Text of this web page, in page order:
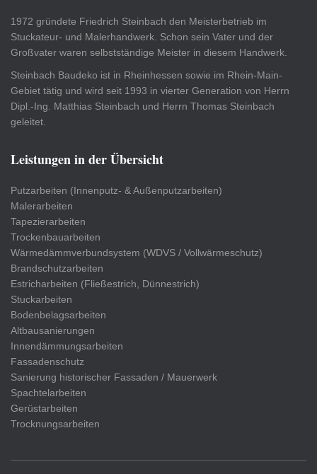
1972 gründete Friedrich Steinbach den Meisterbetrieb im
Stuckateur- und Malerhandwerk. Schon sein Vater und der
Großvater waren selbstständige Meister in diesem Handwerk.
Steinbach Baudeko ist in Rheinhessen sowie im Rhein-Main-
Gebiet tätig und wird seit 1993 in vierter Generation von Herrn
Dipl.-Ing. Matthias Steinbach und Herrn Thomas Steinbach
geleitet.
Leistungen in der Übersicht
Putzarbeiten (Innenputz- & Außenputzarbeiten)
Malerarbeiten
Tapezierarbeiten
Trockenbauarbeiten
Wärmedämmverbundsystem (WDVS / Vollwärmeschutz)
Brandschutzarbeiten
Estricharbeiten (Fließestrich, Dünnestrich)
Stuckarbeiten
Bodenbelagsarbeiten
Altbausanierungen
Innendämmungsarbeiten
Fassadenschutz
Sanierung historischer Fassaden / Mauerwerk
Spachtelarbeiten
Gerüstarbeiten
Trocknungsarbeiten